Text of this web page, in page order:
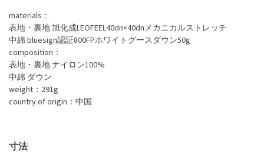
materials：
表地・裏地 旭化成LEOFEEL40dn×40dnメカニカルストレッチ
中綿 bluesign認証800FPホワイトグースダウン50g
composition：
表地・裏地 ナイロン100%
中綿 ダウン
weight：291g
country of origin：中国
寸法